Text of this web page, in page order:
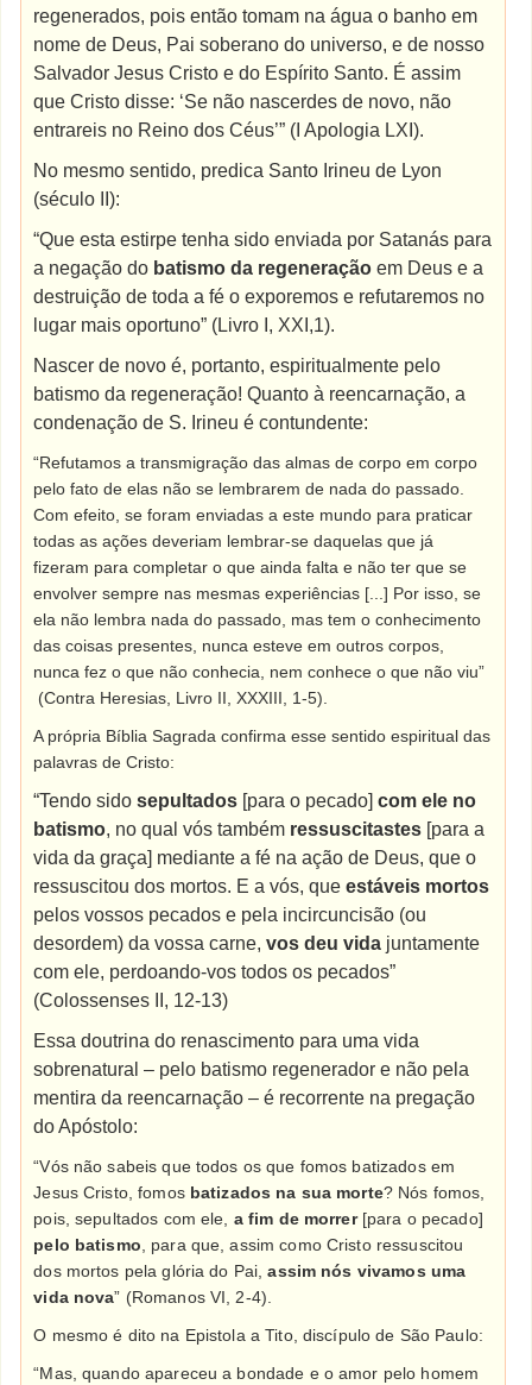
regenerados, pois então tomam na água o banho em
nome de Deus, Pai soberano do universo, e de nosso
Salvador Jesus Cristo e do Espírito Santo. É assim
que Cristo disse: ‘Se não nascerdes de novo, não
entrareis no Reino dos Céus’” (I Apologia LXI).
No mesmo sentido, predica Santo Irineu de Lyon
(século II):
“Que esta estirpe tenha sido enviada por Satanás para
a negação do batismo da regeneração em Deus e a
destruição de toda a fé o exporemos e refutaremos no
lugar mais oportuno” (Livro I, XXI,1).
Nascer de novo é, portanto, espiritualmente pelo
batismo da regeneração! Quanto à reencarnação, a
condenação de S. Irineu é contundente:
“Refutamos a transmigração das almas de corpo em corpo
pelo fato de elas não se lembrarem de nada do passado.
Com efeito, se foram enviadas a este mundo para praticar
todas as ações deveriam lembrar-se daquelas que já
fizeram para completar o que ainda falta e não ter que se
envolver sempre nas mesmas experiências [...] Por isso, se
ela não lembra nada do passado, mas tem o conhecimento
das coisas presentes, nunca esteve em outros corpos,
nunca fez o que não conhecia, nem conhece o que não viu”
(Contra Heresias, Livro II, XXXIII, 1-5).
A própria Bíblia Sagrada confirma esse sentido espiritual das
palavras de Cristo:
“Tendo sido sepultados [para o pecado]com ele no
batismo, no qual vós também ressuscitastes [para a
vida da graça] mediante a fé na ação de Deus, que o
ressuscitou dos mortos. E a vós, queestáveis mortos
pelos vossos pecados e pela incircuncisão (ou
desordem) da vossa carne,vos deu vida juntamente
com ele, perdoando-vos todos os pecados”
(Colossenses II, 12-13)
Essa doutrina do renascimento para uma vida
sobrenatural – pelo batismo regenerador e não pela
mentira da reencarnação – é recorrente na pregação
do Apóstolo:
“Vós não sabeis que todos os que fomos batizados em
Jesus Cristo, fomos batizados na sua morte? Nós fomos,
pois, sepultados com ele, a fim de morrer[para o pecado]
pelo batismo, para que, assim como Cristo ressuscitou
dos mortos pela glória do Pai,assim nós vivamos uma
vida nova” (Romanos VI, 2-4).
O mesmo é dito na Epistola a Tito, discípulo de São Paulo:
“Mas, quando apareceu a bondade e o amor pelo homem